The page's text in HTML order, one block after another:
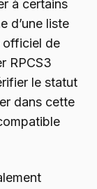
à certains
d’une liste
officiel de
RPCS3
le statut
dans cette